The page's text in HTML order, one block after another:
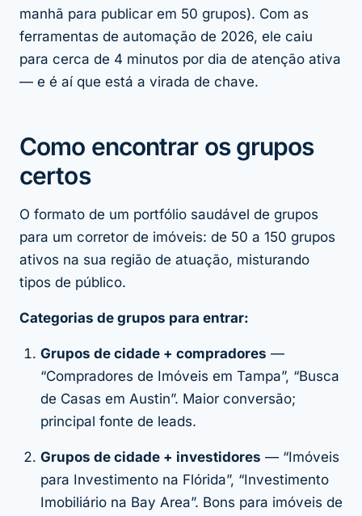
manhã para publicar em 50 grupos). Com as
ferramentas de automação de 2026, ele caiu
para cerca de 4 minutos por dia de atenção ativa
— e é aí que está a virada de chave.
Como encontrar os grupos
certos
O formato de um portfólio saudável de grupos
para um corretor de imóveis: de 50 a 150 grupos
ativos na sua região de atuação, misturando
tipos de público.
Categorias de grupos para entrar:
Grupos de cidade + compradores —
“Compradores de Imóveis em Tampa”, “Busca
de Casas em Austin”. Maior conversão;
principal fonte de leads.
Grupos de cidade + investidores — “Imóveis
para Investimento na Flórida”, “Investimento
Imobiliário na Bay Area”. Bons para imóveis de